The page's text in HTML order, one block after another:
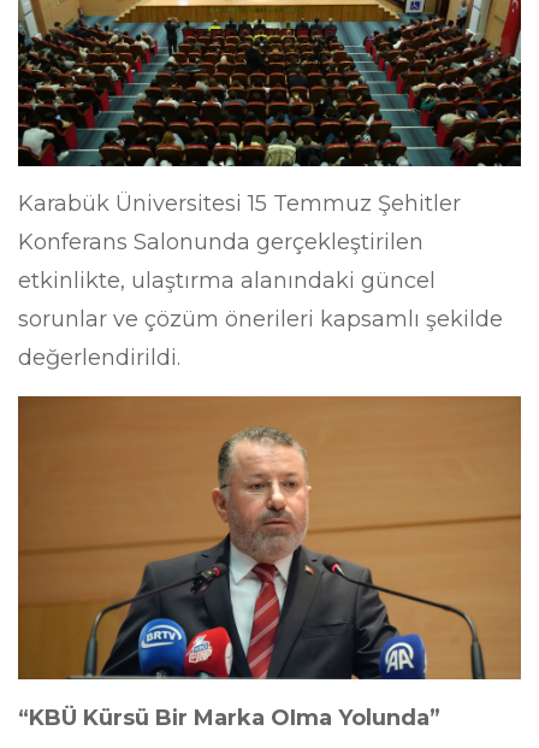
Karabük Üniversitesi 15 Temmuz Şehitler
Konferans Salonunda gerçekleştirilen
etkinlikte, ulaştırma alanındaki güncel
sorunlar ve çözüm önerileri kapsamlı şekilde
değerlendirildi.
“KBÜ Kürsü Bir Marka OIma Yolunda”